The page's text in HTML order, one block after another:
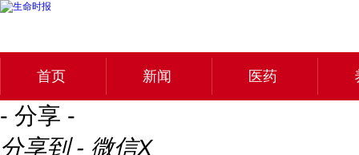
首页 新闻 医药
- 分享 -
分享到 - 微信X